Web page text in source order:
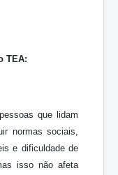
TEA:
que lidam
normas sociais,
e dificuldade de
isso não afeta